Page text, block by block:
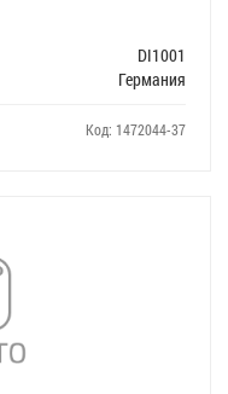
DI1001
Германия
Код: 1472044-37